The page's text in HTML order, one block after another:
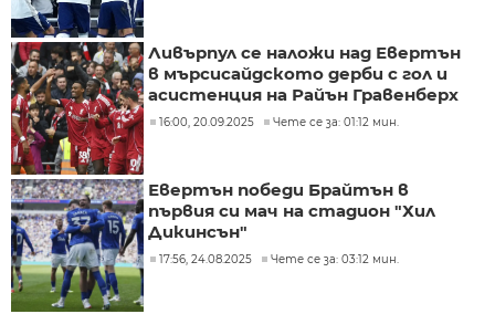
Ливърпул се наложи над Евертън
в мърсисайдското дерби с гол и
асистенция на Райън Гравенберх
16:00, 20.09.2025 Чете се за: 01:12 мин.
Евертън победи Брайтън в
първия си мач на стадион "Хил
Дикинсън"
17:56, 24.08.2025 Чете се за: 03:12 мин.